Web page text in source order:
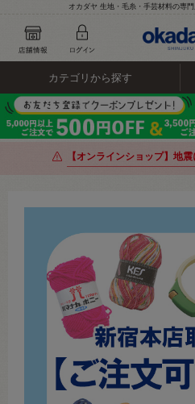
オカダヤ 生地・毛糸・手芸材料の専
カテゴリから探す
【オンラインショップ】地